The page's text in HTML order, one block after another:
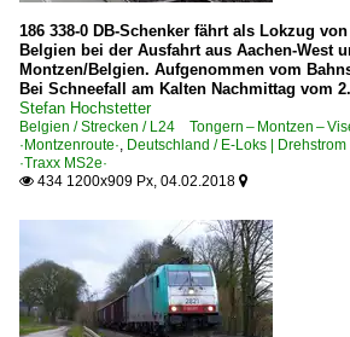
186 338-0 DB-Schenker fährt als Lokzug
Belgien bei der Ausfahrt aus Aachen-West
Montzen/Belgien. Aufgenommen vom
Bei Schneefall am Kalten Nachmittag vom
Stefan Hochstetter
Belgien / Strecken / L24 Tongern – Montzen –
·Montzenroute· Deutschland / E-Loks |
·Traxx MS2e·
 434 1200x909 Px, 04.02.2018 